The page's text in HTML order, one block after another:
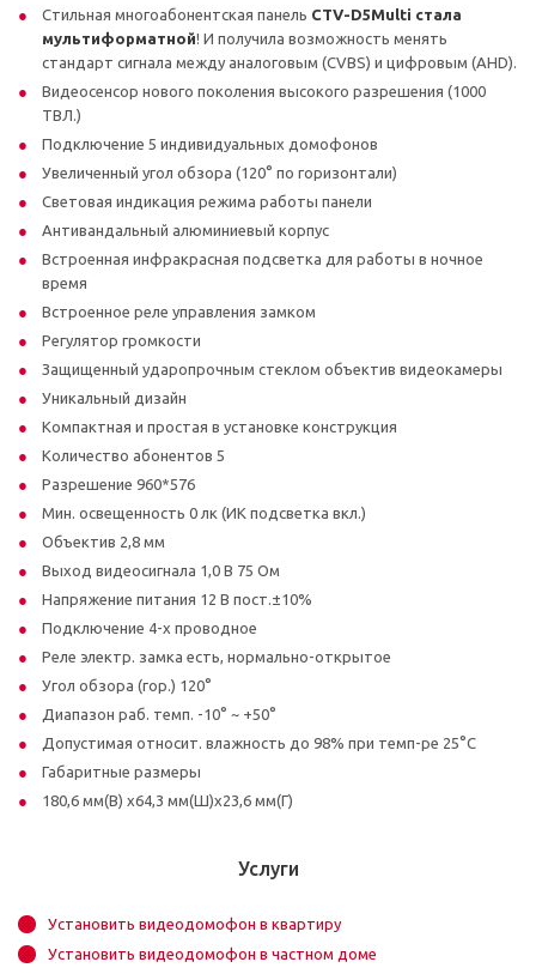
Стильная многоабонентская панель CTV-D5Multi стала
мультиформатной! И получила возможность менять
стандарт сигнала между аналоговым (CVBS) и цифровым (AHD).
Видеосенсор нового поколения высокого разрешения (1000
ТВЛ.)
Подключение 5 индивидуальных домофонов
Увеличенный угол обзора (120° по горизонтали)
Световая индикация режима работы панели
Антивандальный алюминиевый корпус
Встроенная инфракрасная подсветка для работы в ночное
время
Встроенное реле управления замком
Регулятор громкости
Защищенный ударопрочным стеклом объектив видеокамеры
Уникальный дизайн
Компактная и простая в установке конструкция
Количество абонентов 5
Разрешение 960*576
Мин. освещенность 0 лк (ИК подсветка вкл.)
Объектив 2,8 мм
Выход видеосигнала 1,0 В 75 Ом
Напряжение питания 12 В пост.±10%
Подключение 4-х проводное
Реле электр. замка есть, нормально-открытое
Угол обзора (гор.) 120°
Диапазон раб. темп. -10° ~ +50°
Допустимая относит. влажность до 98% при темп-ре 25°C
Габаритные размеры
180,6 мм(В) х64,3 мм(Ш)х23,6 мм(Г)
Услуги
Установить видеодомофон в квартиру
Установить видеодомофон в частном доме